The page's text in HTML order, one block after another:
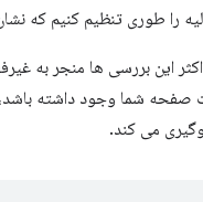
را طوری تنظیم کنیم که
اکثر این بررسی ها منجر به
می کند.